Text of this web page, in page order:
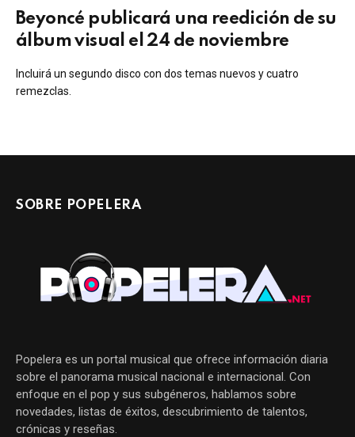
Beyoncé publicará una reedición de su
álbum visual el 24 de noviembre
Incluirá un segundo disco con dos temas nuevos y cuatro
remezclas.
SOBRE POPELERA
Popelera es un portal musical que ofrece información diaria
sobre el panorama musical nacional e internacional. Con
enfoque en el pop y sus subgéneros, hablamos sobre
novedades, listas de éxitos, descubrimiento de talentos,
crónicas y reseñas.